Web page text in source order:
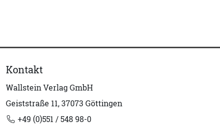
Kontakt
Wallstein Verlag GmbH
Geiststraße 11, 37073 Göttingen
+49 (0)551 / 548 98-0